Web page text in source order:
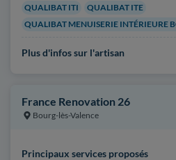
QUALIBAT ITI
QUALIBAT ITE
QUALIBAT MENUISERIE INTÉRIEURE
Plus d'infos sur l'artisan
France Renovation 26
Bourg-lès-Valence
Principaux services proposés